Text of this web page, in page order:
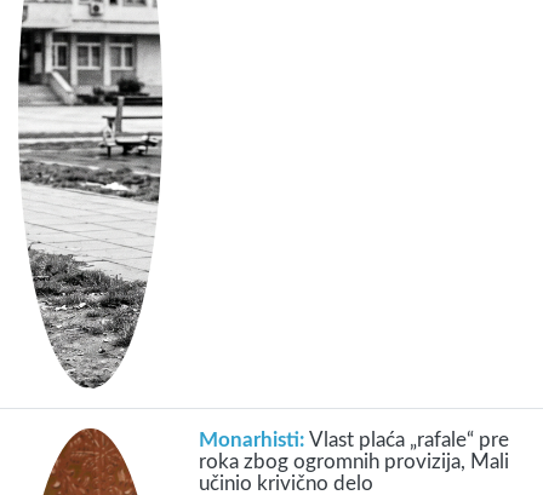
Monarhisti:Vlast plaća „rafale“ pre
roka zbog ogromnih provizija, Mali
učinio krivično delo